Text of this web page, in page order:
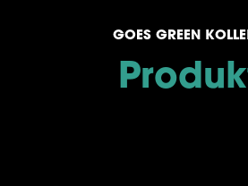
GOES GREEN